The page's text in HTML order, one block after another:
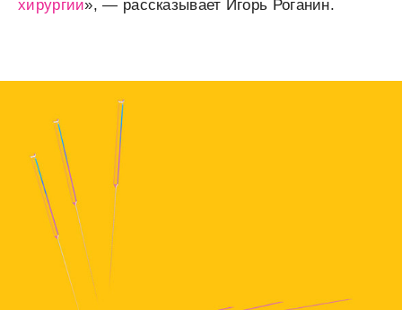
хирургии», — рассказывает Игорь Роганин.